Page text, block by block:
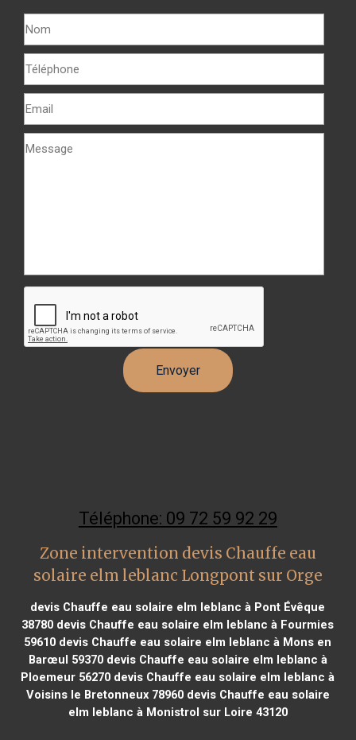
Téléphone: 09 72 59 92 29
Zone intervention devis Chauffe eau
solaire elm leblanc Longpont sur Orge
devis Chauffe eau solaire elm leblanc à Pont Évêque
38780 devis Chauffe eau solaire elm leblanc à Fourmies
59610 devis Chauffe eau solaire elm leblanc à Mons en
Barœul 59370devis Chauffe eau solaire elm leblanc à
Ploemeur 56270 devis Chauffe eau solaire elm leblanc à
Voisins le Bretonneux 78960devis Chauffe eau solaire
elm leblanc à Monistrol sur Loire 43120